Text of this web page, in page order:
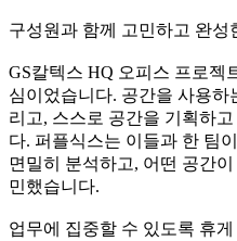
구성원과 함께 고민하고 완성
GS칼텍스 HQ 오피스 프로젝
심이었습니다. 공간을 사용하
리고, 스스로 공간을 기획하
다. 퍼플식스는 이들과 한 팀
면밀히 분석하고, 어떤 공간
민했습니다.
업무에 집중할 수 있도록 휴